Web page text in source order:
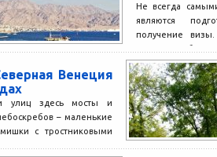
Не всегда
являются
получение
встают куда
Венеция
улиц здесь мосты и
– маленькие
с тростниковыми